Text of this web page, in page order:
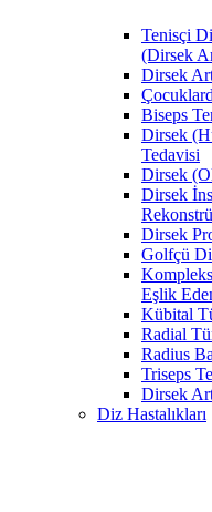
Tenisçi
(Dirsek
Dirsek
Biseps
Dirsek
Tedavisi
Dirsek
Dirsek
Dirsek
Golfçü
Eşlik
Kübital
Radial
Radius
Triseps
Dirsek
Diz Hastalıkları